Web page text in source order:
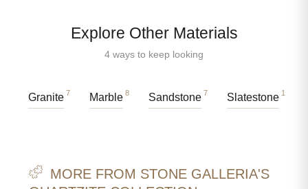
Explore Other Materials
4 ways to keep looking
Granite 7 Marble 8 Sandstone 7 Slatestone 1
MORE FROM STONE GALLERIA'S